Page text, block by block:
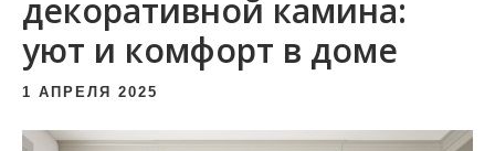
декоративной камина:
уют и комфорт в доме
1 АПРЕЛЯ 2025